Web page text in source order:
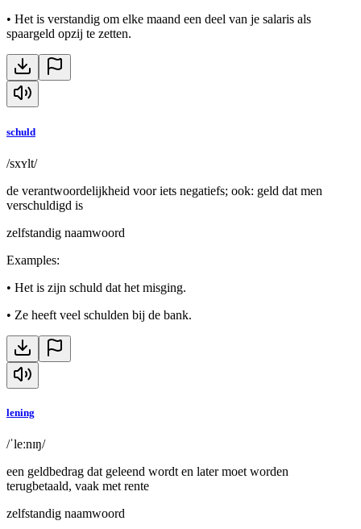
• Het is verstandig om elke maand een deel van je salaris als
spaargeld opzij te zetten.
schuld
/sxʏlt/
de verantwoordelijkheid voor iets negatiefs; ook: geld dat men
verschuldigd is
zelfstandig naamwoord
Examples:
• Het is zijn schuld dat het misging.
• Ze heeft veel schulden bij de bank.
lening
/ˈleːnɪŋ/
een geldbedrag dat geleend wordt en later moet worden
terugbetaald, vaak met rente
zelfstandig naamwoord